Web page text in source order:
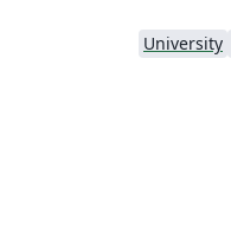
University